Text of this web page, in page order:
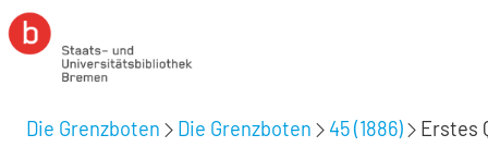
Die Grenzboten Die Grenzboten 45 (1886) Erstes